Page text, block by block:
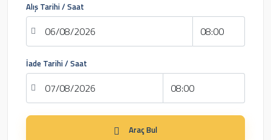
Alış Tarihi / Saat
İade Tarihi / Saat
Araç Bul